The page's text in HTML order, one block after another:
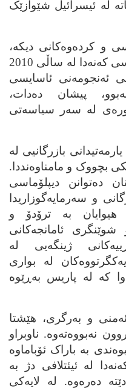
له‌ ئیسرائیل شێوازێک
و کرده‌وه‌کانی دیکه‌،
هۆکاره‌کانی شکستی دیپلۆماسی که‌نه‌دا له‌ ساڵی 2010
ئه‌نجومه‌نی ئاسایسی
پیشان ده‌دات،
له‌ سه‌ر سیاسه‌تی
بازرگانیی له‌
بچووک و مامناوه‌نددا.
ده‌توانن دیپلۆماسی
و سه‌رمایه‌گوزاریدا
هیوایان به‌ ترۆدۆ و
ئامانجه‌کانی
ژینگه‌یی له‌
له‌ بواری
که‌ له‌ پاریس به‌ڕێوه‌
و به‌رگری، هێشتا
نه‌بووه‌ته‌وه‌. ناوبراو
به‌ باراک ئۆباماوه‌
له ئیئتلافی‌ دژ به‌
ده‌ره‌وه‌. له‌ لایه‌کی